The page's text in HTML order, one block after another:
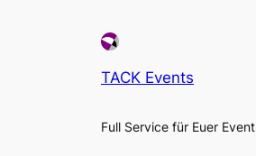
TACK Events
Full Service für Euer Event